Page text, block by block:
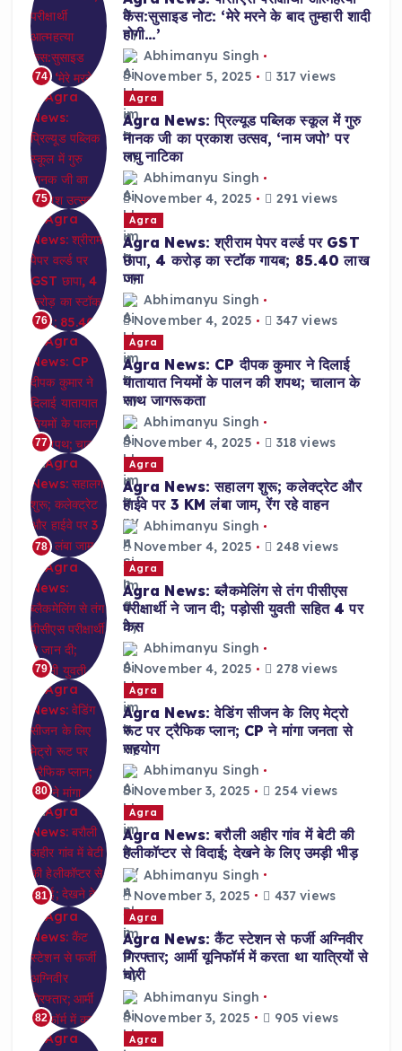
74
केस:सुसाइड नोट: ‘मेरे मरने के बाद तुम्हारी शादी
होगी…’
Abhimanyu Singh
November 5, 2025
317 views
75
Agra
Agra News: प्रिल्यूड पब्लिक स्कूल में गुरु
नानक जी का प्रकाश उत्सव, ‘नाम जपो’ पर
लघु नाटिका
Abhimanyu Singh
November 4, 2025
291 views
76
Agra
Agra News: श्रीराम पेपर वर्ल्ड पर GST
छापा, 4 करोड़ का स्टॉक गायब; 85.40 लाख
जमा
Abhimanyu Singh
November 4, 2025
347 views
77
Agra
Agra News: CP दीपक कुमार ने दिलाई
यातायात नियमों के पालन की शपथ; चालान के
साथ जागरूकता
Abhimanyu Singh
November 4, 2025
318 views
78
Agra
Agra News: सहालग शुरू; कलेक्ट्रेट और
हाईवे पर 3 KM लंबा जाम, रेंग रहे वाहन
Abhimanyu Singh
November 4, 2025
248 views
79
Agra
Agra News: ब्लैकमेलिंग से तंग पीसीएस
परीक्षार्थी ने जान दी; पड़ोसी युवती सहित 4 पर
केस
Abhimanyu Singh
November 4, 2025
278 views
80
Agra
Agra News: वेडिंग सीजन के लिए मेट्रो
रूट पर ट्रैफिक प्लान; CP ने मांगा जनता से
सहयोग
Abhimanyu Singh
November 3, 2025
254 views
81
Agra
Agra News: बरौली अहीर गांव में बेटी की
हेलीकॉप्टर से विदाई; देखने के लिए उमड़ी भीड़
Abhimanyu Singh
November 3, 2025
437 views
82
Agra
Agra News: कैंट स्टेशन से फर्जी अग्निवीर
गिरफ्तार; आर्मी यूनिफॉर्म में करता था यात्रियों से
चोरी
Abhimanyu Singh
November 3, 2025
905 views
Agra